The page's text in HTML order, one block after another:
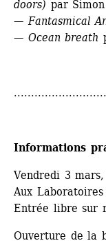
doors) par
— Fantasmical
— Ocean breath
Informations
Vendredi 3
Aux
Entrée libre sur
Ouverture de la